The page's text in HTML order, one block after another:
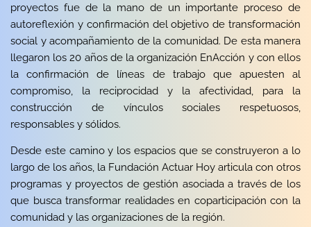
proyectos fue de la mano de un importante proceso de
autoreflexión y confirmación del objetivo de transformación
social y acompañamiento de la comunidad. De esta manera
llegaron los 20 años de la organización EnAcción y con ellos
la confirmación de líneas de trabajo que apuesten al
compromiso, la reciprocidad y la afectividad, para la
construcción de vínculos sociales respetuosos,
responsables y sólidos.
Desde este camino y los espacios que se construyeron a lo
largo de los años, la Fundación Actuar Hoy articula con otros
programas y proyectos de gestión asociada a través de los
que busca transformar realidades en coparticipación con la
comunidad y las organizaciones de la región.